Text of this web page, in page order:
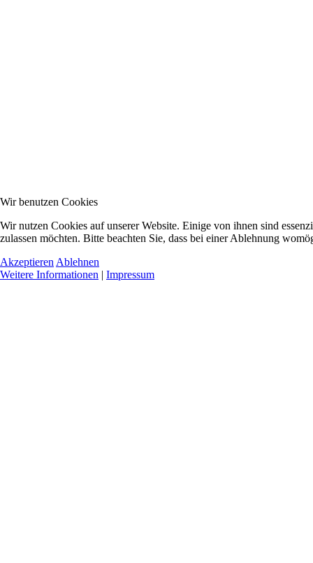
Wir benutzen Cookies
Wir nutzen Cookies auf unserer Website. Einige von ihnen sind
zulassen möchten. Bitte beachten Sie, dass bei einer Ablehnung
Akzeptieren Ablehnen
Weitere Informationen | Impressum